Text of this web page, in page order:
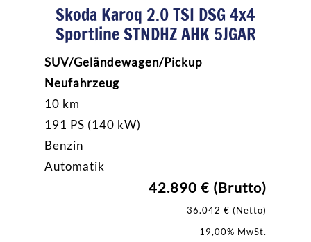
Skoda Karoq 2.0 TSI DSG 4x4
Sportline STNDHZ AHK 5JGAR
SUV/Geländewagen/Pickup
Neufahrzeug
10 km
191 PS (140 kW)
Benzin
Automatik
42.890 € (Brutto)
36.042 € (Netto)
19,00% MwSt.